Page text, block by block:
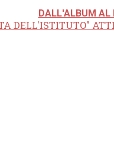
DALL'ALBUM AL
DELL'ISTITUTO"